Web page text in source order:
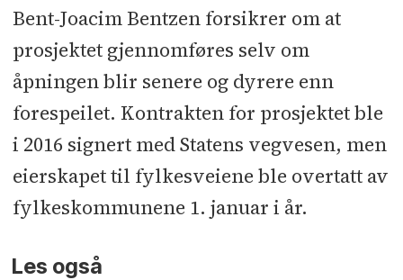
Bent-Joacim Bentzen forsikrer om at
prosjektet gjennomføres selv om
åpningen blir senere og dyrere enn
forespeilet. Kontrakten for prosjektet ble
i 2016 signert med Statens vegvesen, men
eierskapet til fylkesveiene ble overtatt av
fylkeskommunene 1. januar i år.
Les også